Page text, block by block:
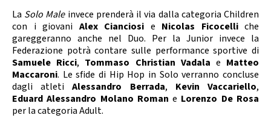
La Solo Maleinvece prenderà il via dalla categoria Children
con i giovani Alex Cianciosi e Nicolas Ficocelliche
gareggeranno anche nel Duo. Per la Junior invece la
Federazione potrà contare sulle performance sportive di
Samuele Ricci, Tommaso Christian Vadala e Matteo
Maccaroni. Le sfide di Hip Hop in Solo verranno concluse
dagli atletiAlessandro Berrada, Kevin Vaccariello,
Eduard Alessandro Molano Roman e Lorenzo De Rosa
per la categoria Adult.